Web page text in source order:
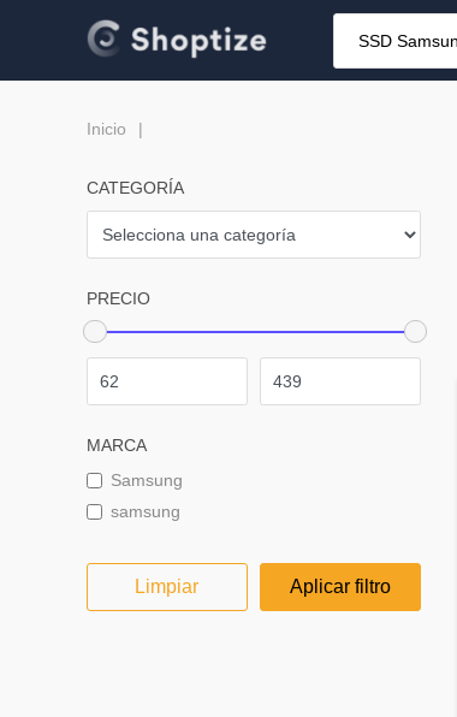
Inicio
CATEGORÍA
PRECIO
MARCA
Samsung
samsung
Limpiar Aplicar filtro